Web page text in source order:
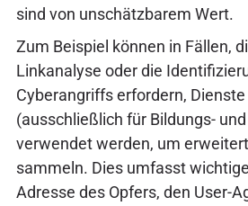
sind von unschätzbarem Wert.
Zum Beispiel können in Fällen,
Linkanalyse oder die
Cyberangriffs erfordern,
(ausschließlich für Bildungs-
verwendet werden, um
sammeln. Dies umfasst
Adresse des Opfers, den User-